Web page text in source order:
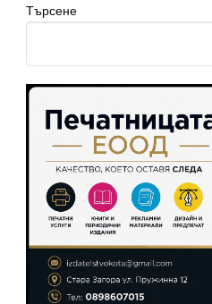
Търсене